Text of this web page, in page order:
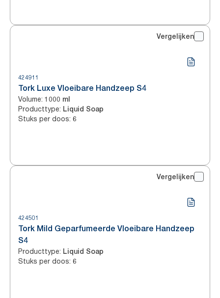
Vergelijken
424911
Tork Luxe Vloeibare Handzeep S4
Volume: 1000 ml
Producttype: Liquid Soap
Stuks per doos: 6
Vergelijken
424501
Tork Mild Geparfumeerde Vloeibare Handzeep
S4
Producttype: Liquid Soap
Stuks per doos: 6